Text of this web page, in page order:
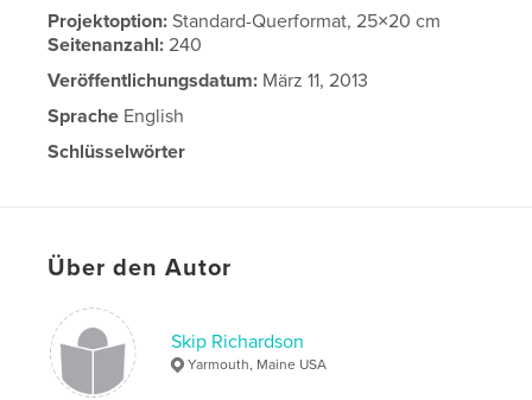
Projektoption:Standard-Querformat, 25×20 cm
Seitenanzahl:240
Veröffentlichungsdatum: März 11, 2013
Sprache English
Schlüsselwörter
Über den Autor
Skip Richardson
Yarmouth, Maine USA